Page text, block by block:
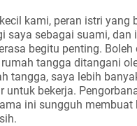
kami, peran istri yang
saya sebagai suami, dan
begitu penting.
tangga ditangani
tangga, saya lebih
untuk bekerja.
ini sungguh